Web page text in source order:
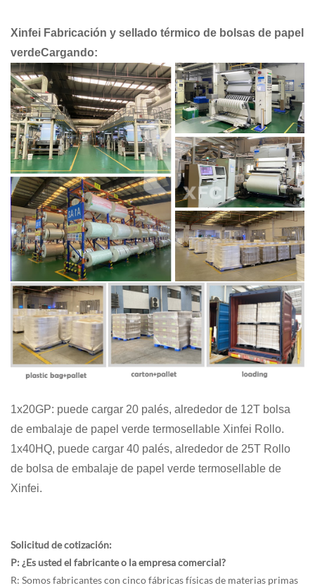
Xinfei Fabricación y sellado térmico de bolsas de papel
verdeCargando:
1x20GP: puede cargar 20 palés, alrededor de 12T bolsa
de embalaje de papel verde termosellable Xinfei Rollo.
1x40HQ, puede cargar 40 palés, alrededor de 25T Rollo
de bolsa de embalaje de papel verde termosellable de
Xinfei.
Solicitud de cotización:
P: ¿Es usted el fabricante o la empresa comercial?
R: Somos fabricantes con cinco fábricas físicas de materias primas